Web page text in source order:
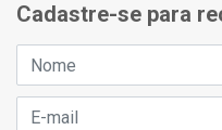
Cadastre-se para